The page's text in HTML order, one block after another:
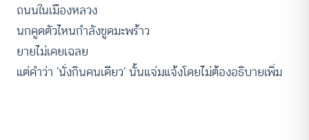
ถนนในเมืองหลวง
นกคูดตัวไหนกำลังขูดมะพร้าว
ยายไม่เคยเฉลย
แต่คำว่า ‘นั่งกินคนเดียว’ นั้นแจ่มแจ้งโดยไม่ต้องอธิบายเพิ่ม